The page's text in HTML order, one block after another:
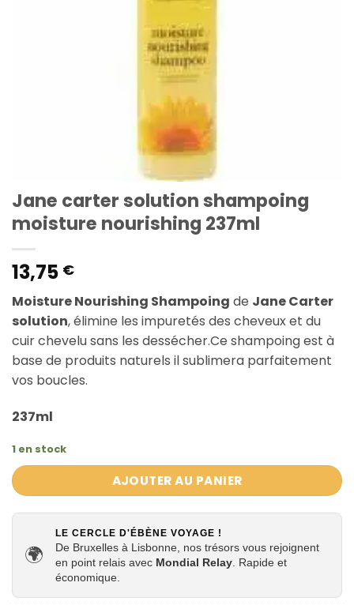
Jane carter solution shampoing
moisture nourishing 237ml
13,75 €
Moisture Nourishing Shampoing de Jane Carter
solution, élimine les impuretés des cheveux et du
cuir chevelu sans les dessécher.Ce shampoing est à
base de produits naturels il sublimera parfaitement
vos boucles.
237ml
1 en stock
AJOUTER AU PANIER
🌍
LE CERCLE D'ÉBÈNE VOYAGE !
De Bruxelles à Lisbonne, nos trésors vous rejoignent
en point relais avec Mondial Relay. Rapide et
économique.